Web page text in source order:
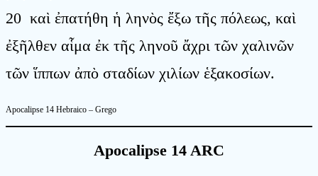
20 καὶ ἐπατήθη ἡ ληνὸς ἔξω τῆς πόλεως, καὶ
ἐξῆλθεν αἷμα ἐκ τῆς ληνοῦ ἄχρι τῶν χαλινῶν
τῶν ἵππων ἀπὸ σταδίων χιλίων ἑξακοσίων.
Apocalipse 14 Hebraico – Grego
Apocalipse 14 ARC